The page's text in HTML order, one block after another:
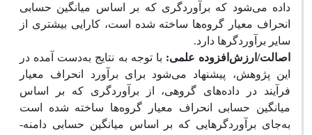
داده می‌­شود که برآوردگری که بر اساس میانگین حسابی
انحراف معیار گروه‌­ها ساخته شده است، کارایی بیشتری از
سایر برآوردگرها دارد.
اصالت/ارزش‌افزوده علمی: با توجه به نتایج به‌دست ‌آمده در
این پژوهش، پیشنهاد می­‌شود برای برآورد انحراف معیار
فرآیند در داده­‌های گروهی، از برآوردگری که بر اساس
میانگین حسابی انحراف معیار گروه‌­ها ساخته شده است
به‌جای برآوردگرهایی که بر اساس میانگین حسابی دامنه‌­